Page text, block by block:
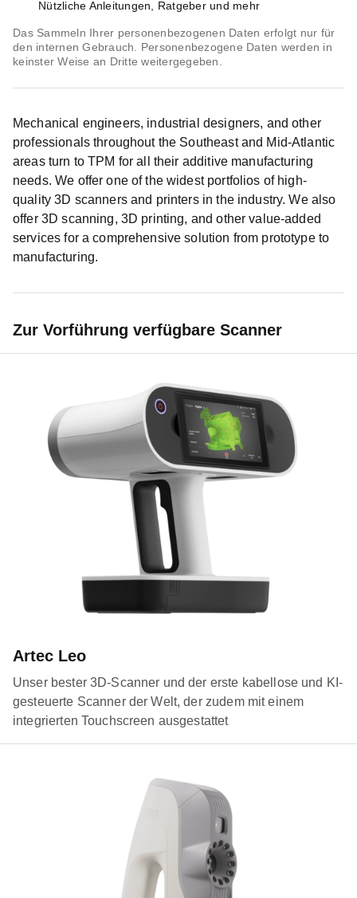
Nützliche Anleitungen, Ratgeber und mehr
Das Sammeln Ihrer personenbezogenen Daten erfolgt nur für
den internen Gebrauch. Personenbezogene Daten werden in
keinster Weise an Dritte weitergegeben.
Mechanical engineers, industrial designers, and other
professionals throughout the Southeast and Mid-Atlantic
areas turn to TPM for all their additive manufacturing
needs. We offer one of the widest portfolios of high-
quality 3D scanners and printers in the industry. We also
offer 3D scanning, 3D printing, and other value-added
services for a comprehensive solution from prototype to
manufacturing.
Zur Vorführung verfügbare Scanner
Artec Leo
Unser bester 3D-Scanner und der erste kabellose und KI-
gesteuerte Scanner der Welt, der zudem mit einem
integrierten Touchscreen ausgestattet